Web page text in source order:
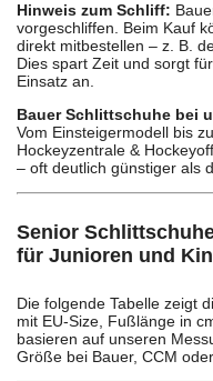
Hinweis zum Schliff:
vorgeschliffen. Beim Kauf
direkt mitbestellen – z. B.
Dies spart Zeit und sorgt
Einsatz an.
Bauer Schlittschuhe bei
Vom Einsteigermodell bis
Hockeyzentrale &
– oft deutlich günstiger als
Senior
für Junioren und
Die folgende Tabelle zeigt
mit EU-Size, Fußlänge in
basieren auf unseren
Größe bei Bauer, CCM